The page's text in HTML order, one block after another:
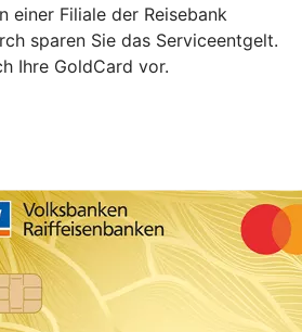
einer Filiale der Reisebank
sparen Sie das Serviceentgelt.
Ihre GoldCard vor.